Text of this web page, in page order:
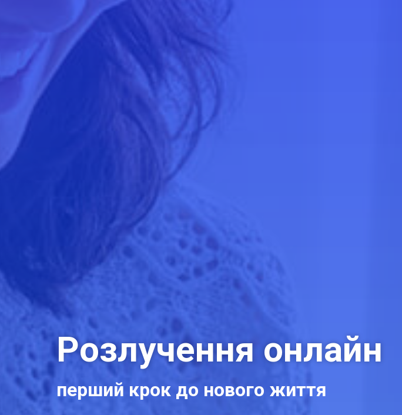
Розлучення онлайн
перший крок до нового життя